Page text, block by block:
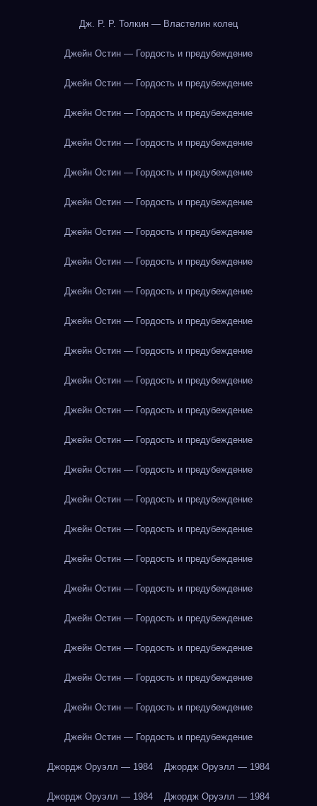
Дж. Р. Р. Толкин — Властелин колец
Джейн Остин — Гордость и предубеждение
Джейн Остин — Гордость и предубеждение
Джейн Остин — Гордость и предубеждение
Джейн Остин — Гордость и предубеждение
Джейн Остин — Гордость и предубеждение
Джейн Остин — Гордость и предубеждение
Джейн Остин — Гордость и предубеждение
Джейн Остин — Гордость и предубеждение
Джейн Остин — Гордость и предубеждение
Джейн Остин — Гордость и предубеждение
Джейн Остин — Гордость и предубеждение
Джейн Остин — Гордость и предубеждение
Джейн Остин — Гордость и предубеждение
Джейн Остин — Гордость и предубеждение
Джейн Остин — Гордость и предубеждение
Джейн Остин — Гордость и предубеждение
Джейн Остин — Гордость и предубеждение
Джейн Остин — Гордость и предубеждение
Джейн Остин — Гордость и предубеждение
Джейн Остин — Гордость и предубеждение
Джейн Остин — Гордость и предубеждение
Джейн Остин — Гордость и предубеждение
Джейн Остин — Гордость и предубеждение
Джейн Остин — Гордость и предубеждение
Джордж Оруэлл — 1984 Джордж Оруэлл — 1984
Джордж Оруэлл — 1984 Джордж Оруэлл — 1984